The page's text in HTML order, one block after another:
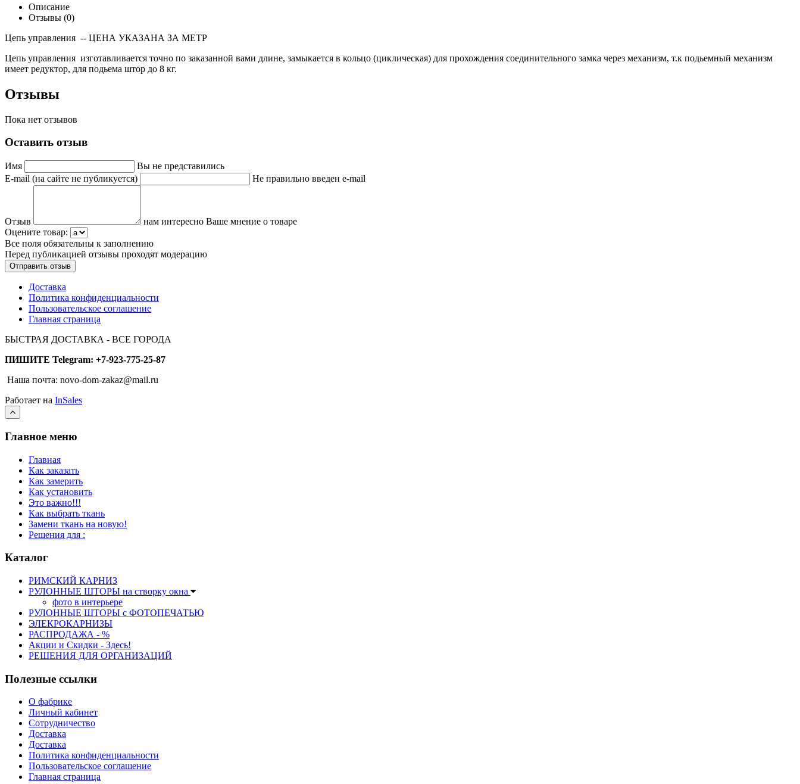
Описание
Отзывы (0)
Цепь управления -- ЦЕНА УКАЗАНА ЗА МЕТР
Цепь управления изготавливается точно по заказанной вами длине, замыкается в кольцо (циклическая) для прохождения соединительного замка через механизм, т.к подьемный механизм
имеет редуктор, для подьема штор до 8 кг.
Отзывы
Пока нет отзывов
Оставить отзыв
Имя
Вы не представились
E-mail (на сайте не публикуется)
Не правильно введен e-mail
Отзыв
нам интересно Ваше мнение о товаре
Оцените товар:
Все поля обязательны к заполнению
Перед публикацией отзывы проходят модерацию
Доставка
Политика конфиденциальности
Пользовательское соглашение
Главная страница
БЫСТРАЯ ДОСТАВКА - ВСЕ ГОРОДА
ПИШИТЕ Telegram: +7-923-775-25-87
Наша почта: novo-dom-zakaz@mail.ru
Работает на InSales
Главное меню
Главная
Как заказать
Как замерить
Как установить
Это важно!!!
Как выбрать ткань
Замени ткань на новую!
Решения для :
Каталог
РИМСКИЙ КАРНИЗ
РУЛОННЫЕ ШТОРЫ на створку окна
фото в интерьере
РУЛОННЫЕ ШТОРЫ с ФОТОПЕЧАТЬЮ
ЭЛЕКРОКАРНИЗЫ
РАСПРОДАЖА - %
Акции и Скидки - Здесь!
РЕШЕНИЯ ДЛЯ ОРГАНИЗАЦИЙ
Полезные ссылки
О фабрике
Личный кабинет
Сотрудничество
Доставка
Доставка
Политика конфиденциальности
Пользовательское соглашение
Главная страница